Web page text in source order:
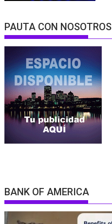
PAUTA CON NOSOTROS
BANK OF AMERICA